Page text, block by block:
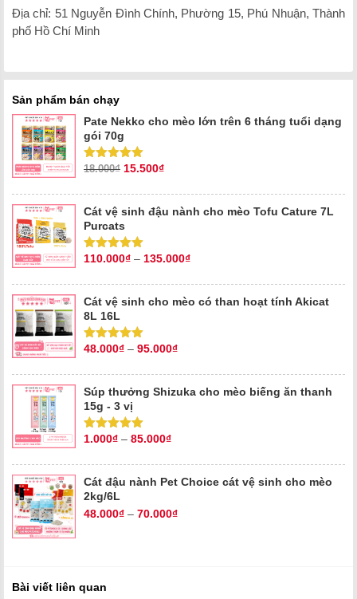
Địa chỉ: 51 Nguyễn Đình Chính, Phường 15, Phú Nhuận, Thành
phố Hồ Chí Minh
Sản phẩm bán chạy
Pate Nekko cho mèo lớn trên 6 tháng tuổi dạng
gói 70g
Được xếp
18.000₫ Giá
là:
18.000₫.
15.500₫Giá
tại
là:
Cát vệ sinh đậu nành cho mèo Tofu Cature 7L
Purcats
Được xếp
110.000₫ – 135.000₫
Cát vệ sinh cho mèo có than hoạt tính Akicat
8L 16L
Được xếp
48.000₫ – 95.000₫
Súp thưởng Shizuka cho mèo biếng ăn thanh
15g - 3 vị
Được xếp
1.000₫ – 85.000₫
Cát đậu nành Pet Choice cát vệ sinh cho mèo
2kg/6L
48.000₫ – 70.000₫
Bài viết liên quan